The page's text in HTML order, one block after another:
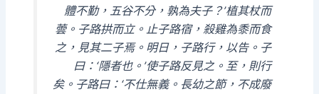
體不勤，五谷不分，孰為夫子？’植其杖而
蕓。子路拱而立。止子路宿，殺雞為黍而食
之，見其二子焉。明日，子路行，以告。子
曰：‘隱者也。’使子路反見之。至，則行
矣。子路曰：‘不仕無義。長幼之節，不成廢